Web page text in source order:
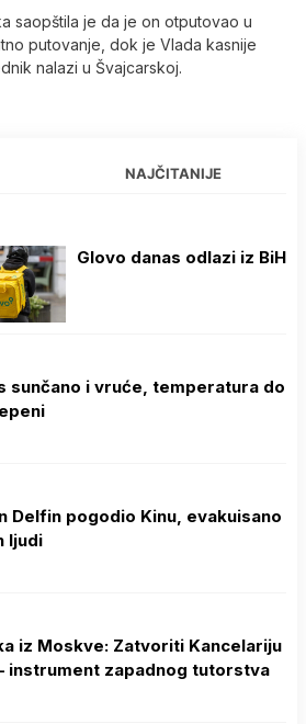
saopštila je da je on otputovao u
putovanje, dok je Vlada kasnije
nalazi u Švajcarskoj.
NAJČITANIJE
Glovo danas odlazi iz BiH
sunčano i vruće, temperatura do
Delfin pogodio Kinu, evakuisano
ljudi
iz Moskve: Zatvoriti Kancelariju
instrument zapadnog tutorstva